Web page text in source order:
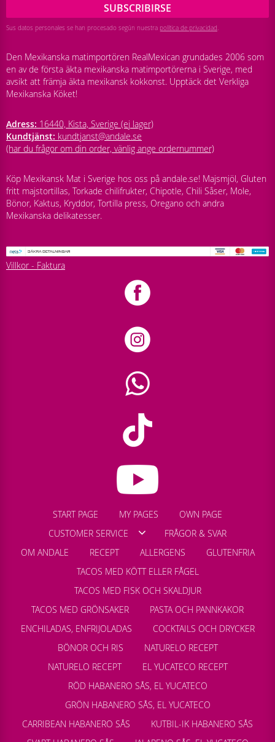
SUBSCRIBIRSE
Sus datos personales se han procesado según nuestra política de privacidad
Den Mexikanska matimportören RealMexican grundades 2006 som
en av de första äkta mexikanska matimportörerna i Sverige, med
avsikt att främja äkta mexikansk kokkonst. Upptäck det Verkliga
Mexikanska Köket!
Adress: 16440, Kista, Sverige (ej lager)
Kundtjänst: kundtjanst@andale.se
(har du frågor om din order, vänlig ange ordernummer)
Köp Mexikansk Mat i Sverige hos oss på andale.se! Majsmjöl, Gluten
fritt majstortillas, Torkade chilifrukter, Chipotle, Chili Såser, Mole,
Bönor, Kaktus, Kryddor, Tortilla press, Oregano och andra
Mexikanska delikatesser.
Villkor - Faktura
START PAGE MY PAGES
OWN PAGE
CUSTOMER SERVICE
FRÅGOR & SVAR
OM ANDALE
RECEPT ALLERGENS
GLUTENFRIA
TACOS MED KÖTT ELLER FÅGEL
TACOS MED FISK OCH SKALDJUR
TACOS MED GRÖNSAKER
PASTA OCH PANNKAKOR
ENCHILADAS, ENFRIJOLADAS
COCKTAILS OCH DRYCKER
BÖNOR OCH RIS
NATURELO RECEPT
NATURELO RECEPT
EL YUCATECO RECEPT
RÖD HABANERO SÅS, EL YUCATECO
GRÖN HABANERO SÅS, EL YUCATECO
CARRIBEAN HABANERO SÅS
KUTBIL-IK HABANERO SÅS